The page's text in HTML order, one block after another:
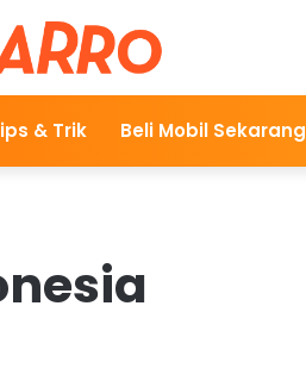
& Trik Beli Mobil Sekarang